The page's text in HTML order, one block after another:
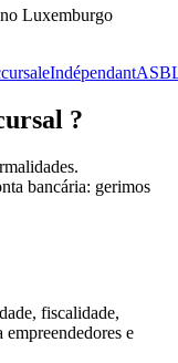
Luxemburgo
Indépendant
?
bancária: gerimos
fiscalidade,
e